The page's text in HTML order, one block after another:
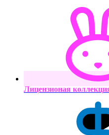
Лицензионая